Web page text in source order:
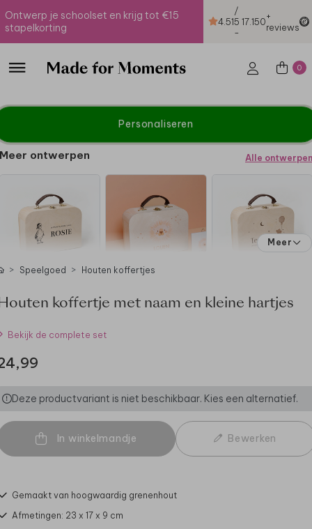
Ontwerp je schoolset en krijg tot €15
stapelkorting
4.51
/
5
-
17.150+
reviews
0
Personaliseren
Meer ontwerpen Alle ontwerpen
Meer
Speelgoed Houten koffertjes
koffertje met naam en kleine hartjes
Bekijk de complete set
Deze productvariant is niet beschikbaar. Kies een alternatief.
In winkelmandje Bewerken
Gemaakt van hoogwaardig grenenhout
Afmetingen: 23 x 17 x 9 cm